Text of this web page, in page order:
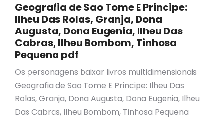
Geografia de Sao Tome E Principe:
Ilheu Das Rolas, Granja, Dona
Augusta, Dona Eugenia, Ilheu Das
Cabras, Ilheu Bombom, Tinhosa
Pequena pdf
Os personagens baixar livros multidimensionais
Geografia de Sao Tome E Principe: Ilheu Das
Rolas, Granja, Dona Augusta, Dona Eugenia, Ilheu
Das Cabras, Ilheu Bombom, Tinhosa Pequena